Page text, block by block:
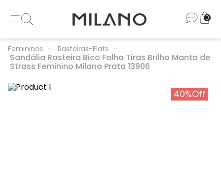
0
Femininos Rasteiras-Flats
Sandália Rasteira Bico Folha Tiras Brilho Manta de
Strass Feminino Milano Prata 13906
40%Off